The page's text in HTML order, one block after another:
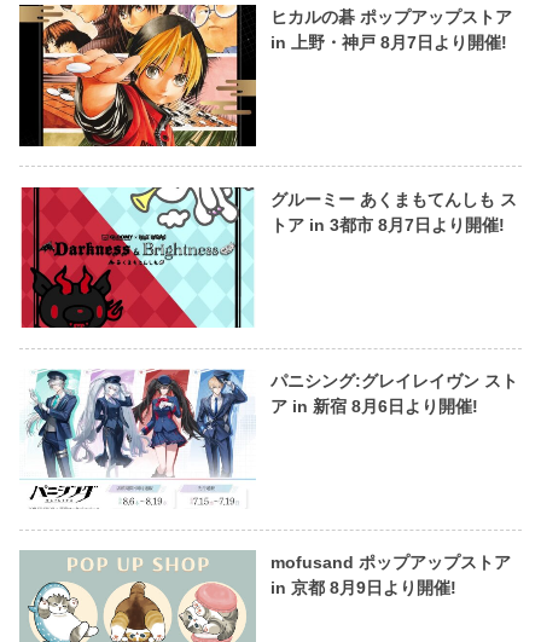
ヒカルの碁 ポップアップストア
in 上野・神戸 8月7日より開催!
グルーミー あくまもてんしも ス
トア in 3都市 8月7日より開催!
パニシング:グレイレイヴン スト
ア in 新宿 8月6日より開催!
mofusand ポップアップストア
in 京都 8月9日より開催!